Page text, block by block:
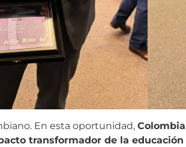
En esta oportunidad,
transformador de la educación